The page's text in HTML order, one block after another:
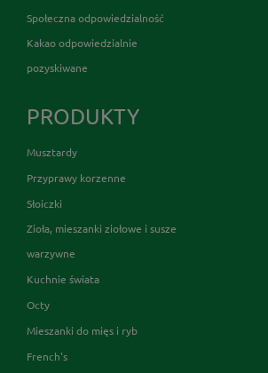
Społeczna odpowiedzialność
Kakao odpowiedzialnie
pozyskiwane
PRODUKTY
Musztardy
Przyprawy korzenne
Słoiczki
Zioła, mieszanki ziołowe i susze
warzywne
Kuchnie świata
Octy
Mieszanki do mięs i ryb
French's